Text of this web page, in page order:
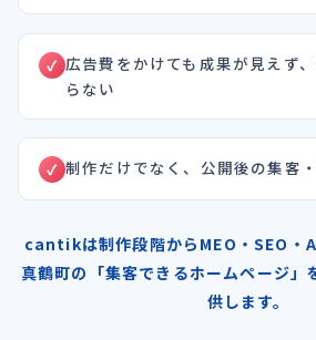
広告費をかけても成果が見えず
らない
制作だけでなく、公開後の集客
cantikは制作段階からMEO・SEO・
真鶴町の「集客できるホームページ」
供します。